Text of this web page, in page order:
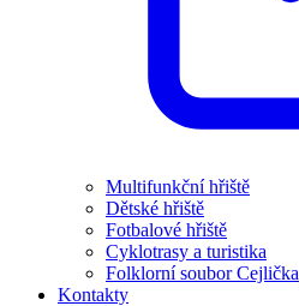
Multifunkční hřiště
Dětské hřiště
Fotbalové hřiště
Cyklotrasy a turistika
Folklorní soubor Cejlička
Kontakty